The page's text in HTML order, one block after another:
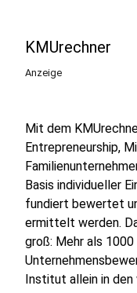
KMUrechner
Anzeige
Mit dem
Entrepreneurship,
Basis individueller
fundiert bewertet
ermittelt werden.
groß: Mehr als
Institut allein in den